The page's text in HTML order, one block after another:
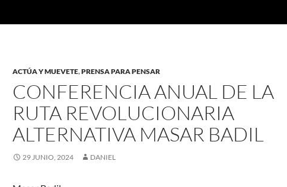
ACTÚA Y MUEVETE,PRENSA PARA PENSAR
CONFERENCIA ANUAL DE LA
RUTA REVOLUCIONARIA
ALTERNATIVA MASAR BADIL
29 JUNIO, 2024 DANIEL